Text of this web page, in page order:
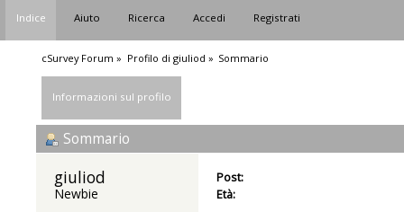
Indice Aiuto Ricerca Accedi Registrati
cSurvey Forum » Profilo di giuliod » Sommario
Informazioni sul profilo
Sommario
giuliod
Newbie
Post:
Età: